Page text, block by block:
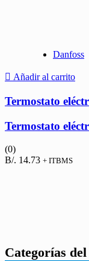
Danfoss
Añadir al carrito
Termostato
Termostato
(0)
B/. 14.73 + ITBMS
Categorías